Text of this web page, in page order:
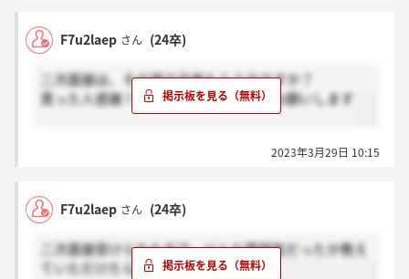
F7u2laep さん (24卒)
二次面接は、その場で合格もらうのですか？
貰った人感謝！貰ってない人ホント？お願いします
2023年3月29日 10:15
F7u2laep さん (24卒)
二次面接受けられた方で、どんな雰囲気だったか教え
ていただけたら嬉しいです！